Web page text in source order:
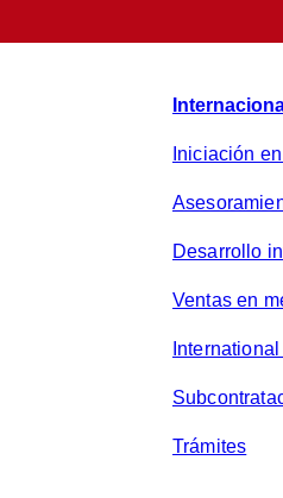
r
v
c
i
a
*
Iniciación
Desarrollo
Ventas en
Trámites